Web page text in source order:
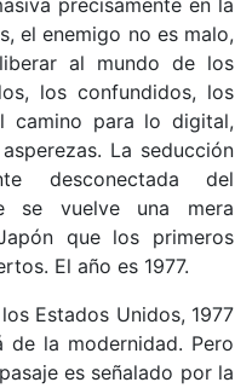
precisamente en la
el enemigo no es malo,
al mundo de los
los confundidos, los
camino para lo digital,
La seducción
desconectada del
se vuelve una mera
que los primeros
El año es 1977.
Estados Unidos, 1977
de la modernidad. Pero
es señalado por la